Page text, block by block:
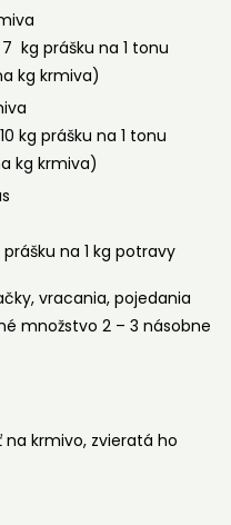
kg prášku na 1 tonu
kg krmiva)
kg prášku na 1 tonu
kg krmiva)
na 1 kg potravy
vracania, pojedania
množstvo 2 – 3 násobne
na krmivo, zvieratá ho